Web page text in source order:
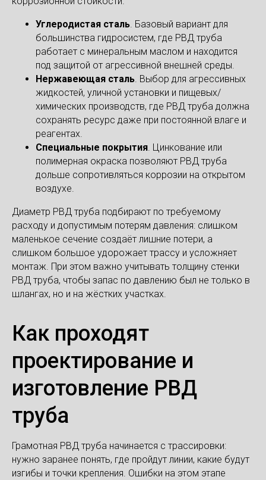
Углеродистая сталь. Базовый вариант для
большинства гидросистем, где РВД труба
работает с минеральным маслом и находится
под защитой от агрессивной внешней среды.
Нержавеющая сталь. Выбор для агрессивных
жидкостей, уличной установки и пищевых/
химических производств, где РВД труба должна
сохранять ресурс даже при постоянной влаге и
реагентах.
Специальные покрытия. Цинкование или
полимерная окраска позволяют РВД труба
дольше сопротивляться коррозии на открытом
воздухе.
Диаметр РВД труба подбирают по требуемому
расходу и допустимым потерям давления: слишком
маленькое сечение создаёт лишние потери, а
слишком большое удорожает трассу и усложняет
монтаж. При этом важно учитывать толщину стенки
РВД труба, чтобы запас по давлению был не только в
шлангах, но и на жёстких участках.
Как проходят
проектирование и
изготовление РВД
труба
Грамотная РВД труба начинается с трассировки:
нужно заранее понять, где пройдут линии, какие будут
изгибы и точки крепления. Ошибки на этом этапе